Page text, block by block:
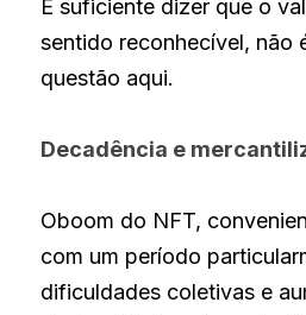
É suficiente dizer que o
sentido reconhecível, não
questão aqui.
Decadência e
Oboom do NFT,
com um período
dificuldades coletivas e